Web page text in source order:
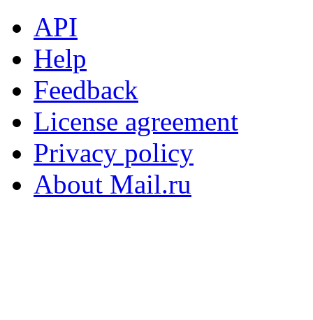
API
Help
Feedback
License agreement
Privacy policy
About Mail.ru